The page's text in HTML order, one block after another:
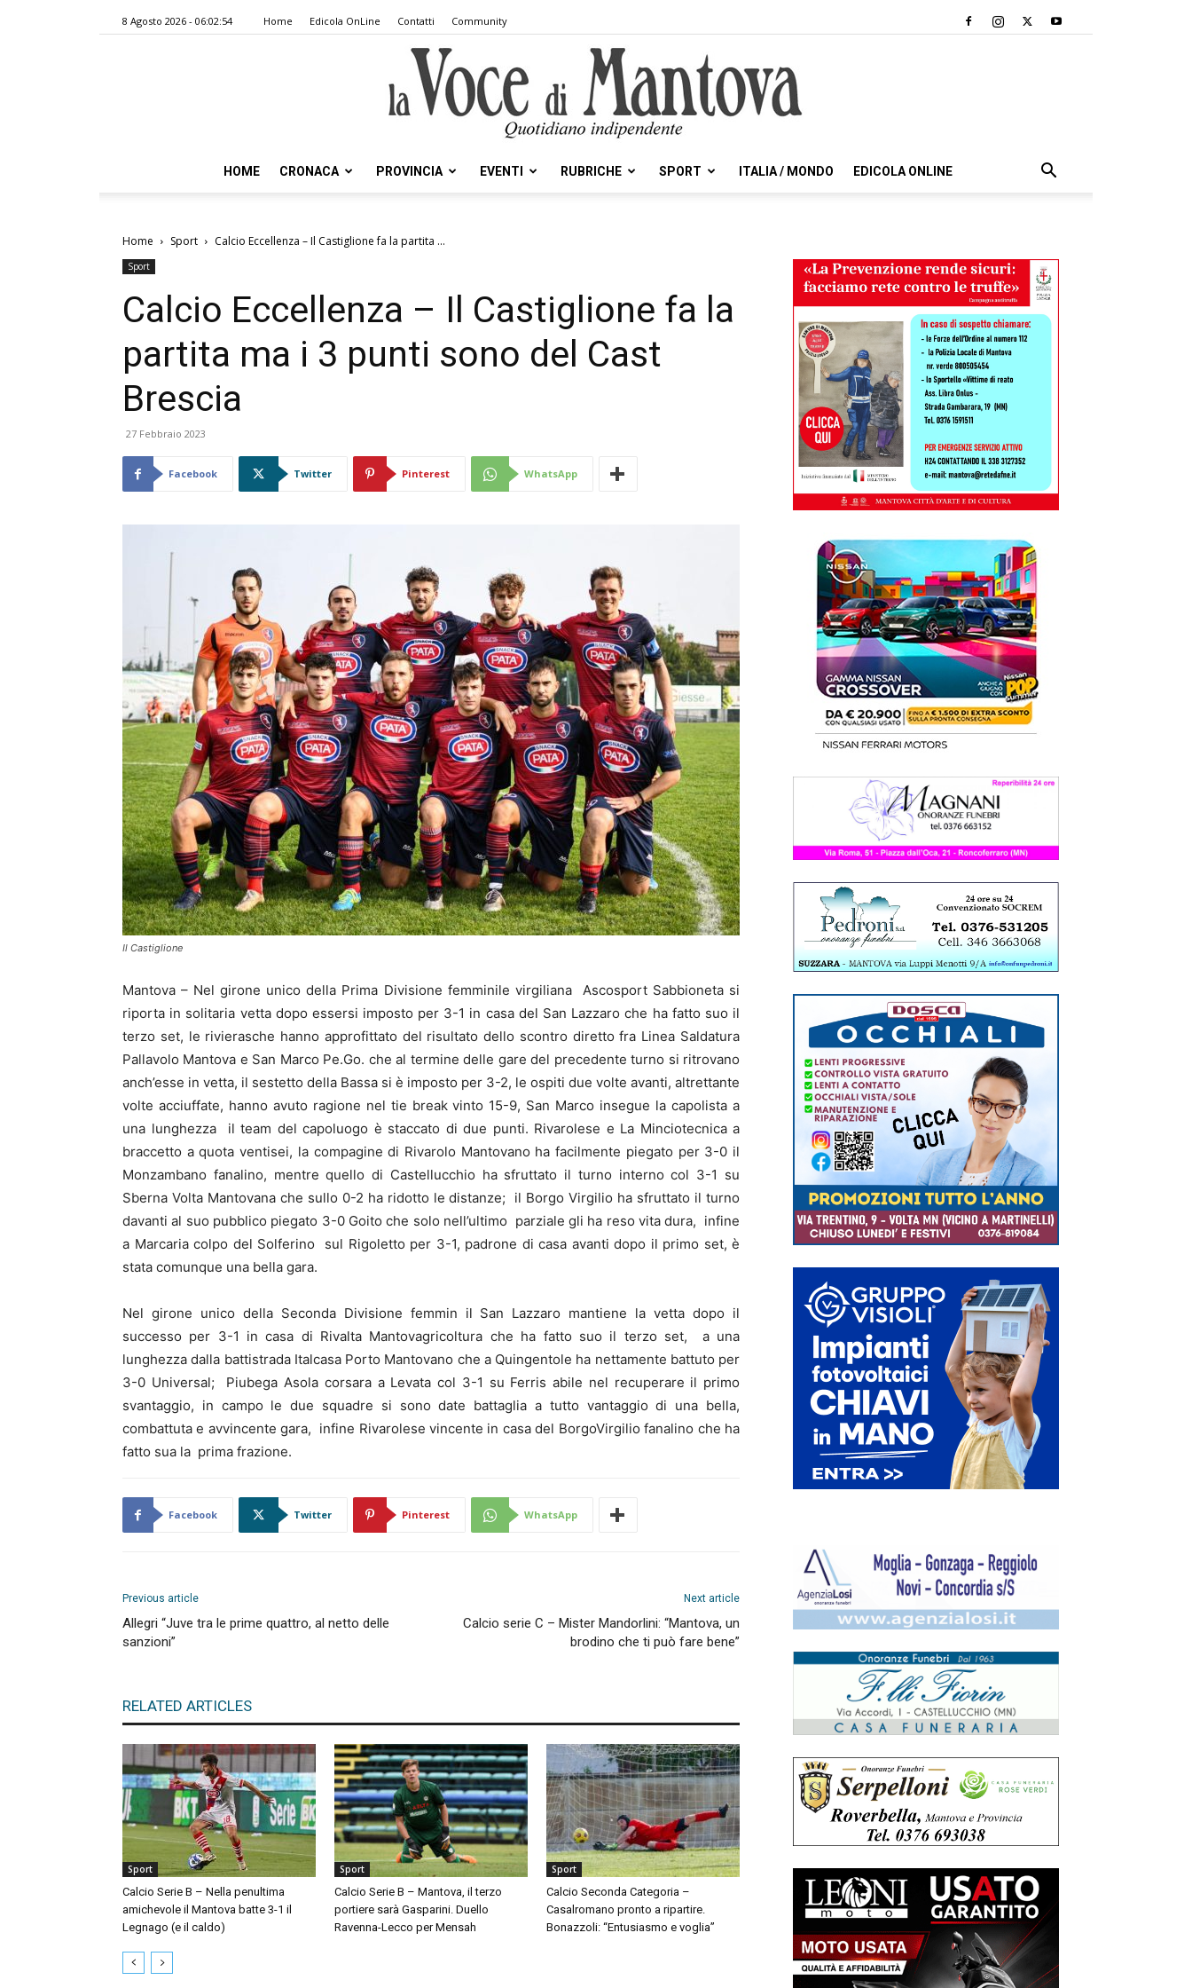
8 Agosto 2026 - 06:02:54 Home Edicola OnLine Contatti Community
Voce
HOME CRONACA PROVINCIA EVENTI RUBRICHE SPORT ITALIA / MONDO EDICOLA ONLINE
Home Sport Calcio Eccellenza – Il Castiglione fa la partita ...
Sport
Calcio Eccellenza – Il Castiglione fa la
partita ma i 3 punti sono del Cast
Brescia
27 Febbraio 2023
Facebook Twitter Pinterest WhatsApp
Il Castiglione
Mantova – Nel girone unico della Prima Divisione femminile virgiliana Ascosport Sabbioneta si
riporta in solitaria vetta dopo essersi imposto per 3-1 in casa del San Lazzaro che ha fatto suo il
terzo set, le rivierasche hanno approfittato del risultato dello scontro diretto fra Linea Saldatura
Pallavolo Mantova e San Marco Pe.Go. che al termine delle gare del precedente turno si ritrovano
anch’esse in vetta, il sestetto della Bassa si è imposto per 3-2, le ospiti due volte avanti, altrettante
volte acciuffate, hanno avuto ragione nel tie break vinto 15-9, San Marco insegue la capolista a
una lunghezza il team del capoluogo è staccato di due punti. Rivarolese e La Minciotecnica a
braccetto a quota ventisei, la compagine di Rivarolo Mantovano ha facilmente piegato per 3-0 il
Monzambano fanalino, mentre quello di Castellucchio ha sfruttato il turno interno col 3-1 su
Sberna Volta Mantovana che sullo 0-2 ha ridotto le distanze; il Borgo Virgilio ha sfruttato il turno
davanti al suo pubblico piegato 3-0 Goito che solo nell’ultimo parziale gli ha reso vita dura, infine
a Marcaria colpo del Solferino sul Rigoletto per 3-1, padrone di casa avanti dopo il primo set, è
stata comunque una bella gara.
Nel girone unico della Seconda Divisione femmin il San Lazzaro mantiene la vetta dopo il
successo per 3-1 in casa di Rivalta Mantovagricoltura che ha fatto suo il terzo set, a una
lunghezza dalla battistrada Italcasa Porto Mantovano che a Quingentole ha nettamente battuto per
3-0 Universal; Piubega Asola corsara a Levata col 3-1 su Ferris abile nel recuperare il primo
svantaggio, in campo le due squadre si sono date battaglia a tutto vantaggio di una bella,
combattuta e avvincente gara, infine Rivarolese vincente in casa del BorgoVirgilio fanalino che ha
fatto sua la prima frazione.
Facebook Twitter Pinterest WhatsApp
Previous article
Allegri “Juve tra le prime quattro, al netto delle
sanzioni”
Next article
Calcio serie C – Mister Mandorlini: “Mantova, un
brodino che ti può fare bene”
RELATED ARTICLES
Sport
Calcio Serie B – Nella penultima
amichevole il Mantova batte 3-1 il
Legnago (e il caldo)
Sport
Calcio Serie B – Mantova, il terzo
portiere sarà Gasparini. Duello
Ravenna-Lecco per Mensah
Sport
Calcio Seconda Categoria –
Casalromano pronto a ripartire.
Bonazzoli: “Entusiasmo e voglia”